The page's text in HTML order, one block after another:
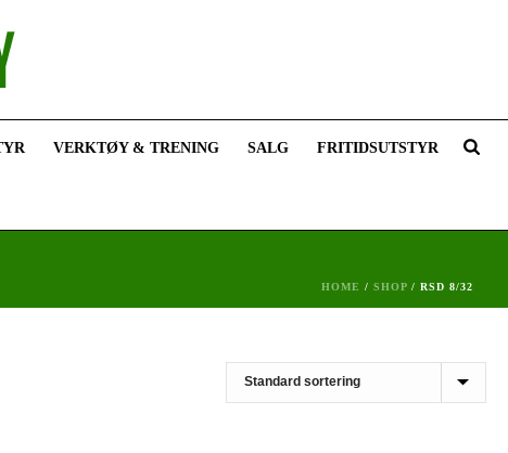
VERKTØY & TRENING SALG FRITIDSUTSTYR
HOME / SHOP / RSD 8/32